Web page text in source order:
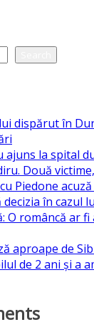
dispărut în
ajuns la spital
Două
Piedone
în cazul
O româncă ar
aproape de
de 2 ani și a